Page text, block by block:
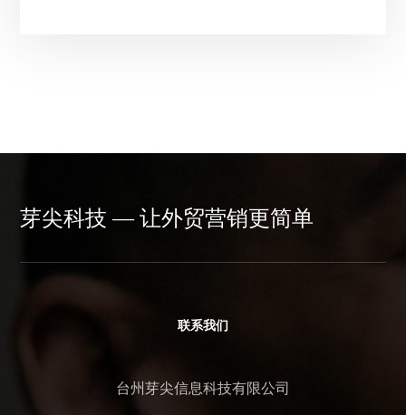
芽尖科技 — 让外贸营销更简单
联系我们
台州芽尖信息科技有限公司